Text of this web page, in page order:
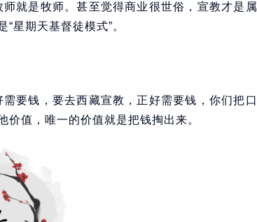
就是牧师。甚至觉得商业很世俗，宣教才是属
星期天基督徒模式”。
要钱，要去西藏宣教，正好需要钱，你们把口
价值，唯一的价值就是把钱掏出来。